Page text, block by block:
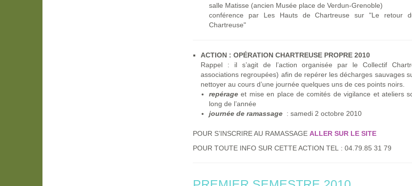
salle Matisse (ancien Musée place de Verdun-Grenoble)
conférence par Les Hauts de Chartreuse sur "Le retour
Chartreuse"
ACTION : OPÉRATION CHARTREUSE PROPRE 2010
Rappel : il s’agit de l’action organisée par le Collectif
associations regroupées) afin de repérer les décharges sauvages
nettoyer au cours d’une journée quelques uns de ces points noirs.
repérage et mise en place de comités de vigilance et ateliers
long de l’année
journée de ramassage : samedi 2 octobre 2010
POUR S’INSCRIRE AU RAMASSAGE ALLER SUR LE SITE
POUR TOUTE INFO SUR CETTE ACTION TEL : 04.79.85 31 79